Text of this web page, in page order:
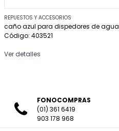
REPUESTOS Y ACCESORIOS
caño azul para dispedores de agua
Código: 403521
Ver detalles
FONOCOMPRAS
(01) 361 6419
903 178 968